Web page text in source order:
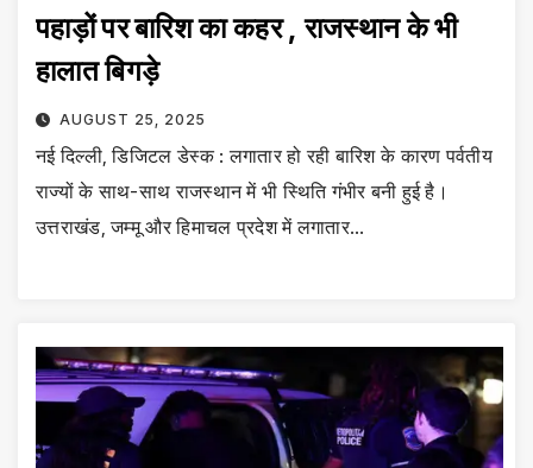
पहाड़ों पर बारिश का कहर , राजस्थान के भी
हालात बिगड़े
AUGUST 25, 2025
नई दिल्ली, डिजिटल डेस्क : लगातार हो रही बारिश के कारण पर्वतीय
राज्यों के साथ-साथ राजस्थान में भी स्थिति गंभीर बनी हुई है।
उत्तराखंड, जम्मू और हिमाचल प्रदेश में लगातार…